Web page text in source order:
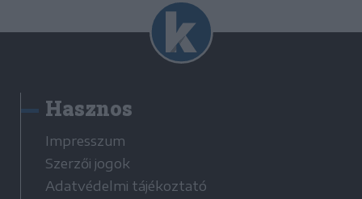
Hasznos
Impresszum
Szerzői jogok
Adatvédelmi tájékoztató